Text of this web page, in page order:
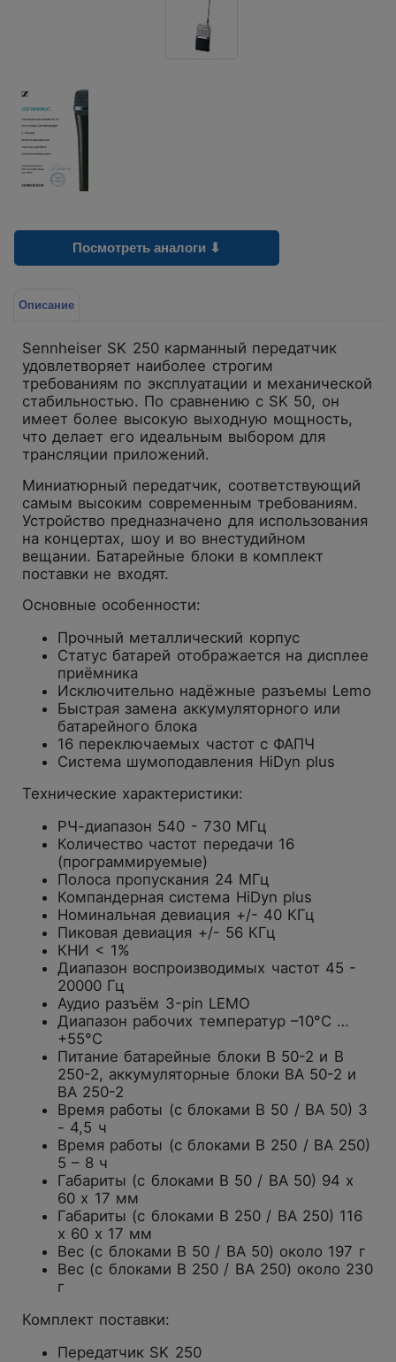
Посмотреть аналоги ⬇
Описание
Sennheiser SK 250 карманный передатчик
удовлетворяет наиболее строгим
требованиям по эксплуатации и механической
стабильностью. По сравнению с SK 50, он
имеет более высокую выходную мощность,
что делает его идеальным выбором для
трансляции приложений.
Миниатюрный передатчик, соответствующий
самым высоким современным требованиям.
Устройство предназначено для использования
на концертах, шоу и во внестудийном
вещании. Батарейные блоки в комплект
поставки не входят.
Основные особенности:
Прочный металлический корпус
Статус батарей отображается на дисплее
приёмника
Исключительно надёжные разъемы Lemo
Быстрая замена аккумуляторного или
батарейного блока
16 переключаемых частот с ФАПЧ
Система шумоподавления HiDyn plus
Технические характеристики:
РЧ-диапазон 540 - 730 МГц
Количество частот передачи 16
(программируемые)
Полоса пропускания 24 МГц
Компандерная система HiDyn plus
Номинальная девиация +/- 40 КГц
Пиковая девиация +/- 56 КГц
КНИ < 1%
Диапазон воспроизводимых частот 45 -
20000 Гц
Аудио разъём 3-pin LEMO
Диапазон рабочих температур –10°C …
+55°C
Питание батарейные блоки B 50-2 и В
250-2, аккумуляторные блоки BA 50-2 и
ВА 250-2
Время работы (с блоками B 50 / BA 50) 3
- 4,5 ч
Время работы (с блоками B 250 / BA 250)
5 – 8 ч
Габариты (с блоками B 50 / BA 50) 94 х
60 х 17 мм
Габариты (с блоками B 250 / BA 250) 116
х 60 х 17 мм
Вес (с блоками B 50 / BA 50) около 197 г
Вес (с блоками B 250 / BA 250) около 230
г
Комплект поставки:
Передатчик SK 250